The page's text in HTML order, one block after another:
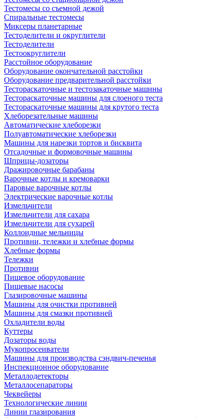
Тестомесы со съемной дежой
Спиральные тестомесы
Миксеры планетарные
Тестоделители и округлители
Тестоделители
Тестоокруглители
Расстойное оборудование
Оборудование окончательной расстойки
Оборудование предварительной расстойки
Тестораскаточные и тестозакаточные машины
Тестораскаточные машины для слоеного теста
Тестораскаточные машины для крутого теста
Хлеборезательные машины
Автоматические хлеборезки
Полуавтоматические хлеборезки
Машины для нарезки тортов и бисквита
Отсадочные и формовочные машины
Шприцы-дозаторы
Дражировочные барабаны
Варочные котлы и кремоварки
Паровые варочные котлы
Электрические варочные котлы
Измельчители
Измельчители для сахара
Измельчители для сухарей
Коллоидные мельницы
Противни, тележки и хлебные формы
Хлебные формы
Тележки
Противни
Пищевое оборудование
Пищевые насосы
Глазировочные машины
Машины для очистки противней
Машины для смазки противней
Охладители воды
Куттеры
Дозаторы воды
Мукопросеиватели
Машины для производства сэндвич-печенья
Инспекционное оборудование
Металлодетекторы
Металлосепараторы
Чеквейеры
Технологические линии
Линии глазирования